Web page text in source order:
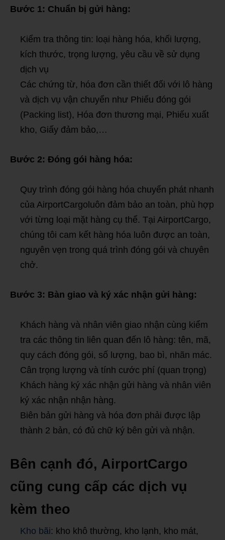
Bước 1: Chuẩn bị gửi hàng:
Kiểm tra thông tin: loại hàng hóa, khối lượng,
kích thước, trọng lượng, yêu cầu về sử dụng
dịch vụ
Các chứng từ, hóa đơn cần thiết đối với lô hàng
và dịch vụ vận chuyển như Phiếu đóng gói
(Packing list), Hóa đơn thương mại, Phiếu xuất
kho, Giấy đảm bảo,…
Bước 2: Đóng gói hàng hóa:
Quy trình đóng gói hàng hóa chuyển phát nhanh
của AirportCargoluôn đảm bảo an toàn, phù hợp
với từng loại mặt hàng cụ thể. Tại AirportCargo,
chúng tôi cam kết hàng hóa luôn được an toàn,
nguyên vẹn trong quá trình đóng gói và chuyên
chở.
Bước 3: Bàn giao và ký xác nhận gửi hàng:
Khách hàng và nhân viên giao nhận cùng kiểm
tra các thông tin liên quan đến lô hàng: tên, mã,
quy cách đóng gói, số lượng, bao bì, nhãn mác.
Cân trọng lượng và tính cước phí (quan trọng)
Khách hàng ký xác nhận gửi hàng và nhân viên
ký xác nhận nhận hàng.
Biên bản gửi hàng và hóa đơn phải được lập
thành 2 bản, có đủ chữ ký bên gửi và nhận.
Bên cạnh đó, AirportCargo
cũng cung cấp các dịch vụ
kèm theo
Kho bãi: kho khô thường, kho lạnh, kho mát,